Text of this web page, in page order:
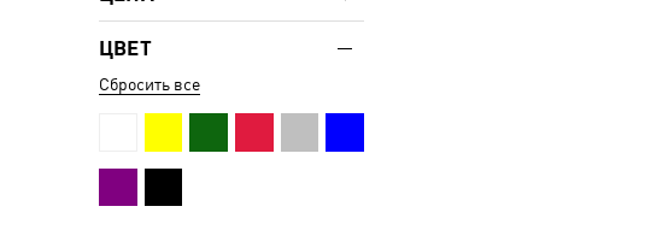
ЦВЕТ
Сбросить все